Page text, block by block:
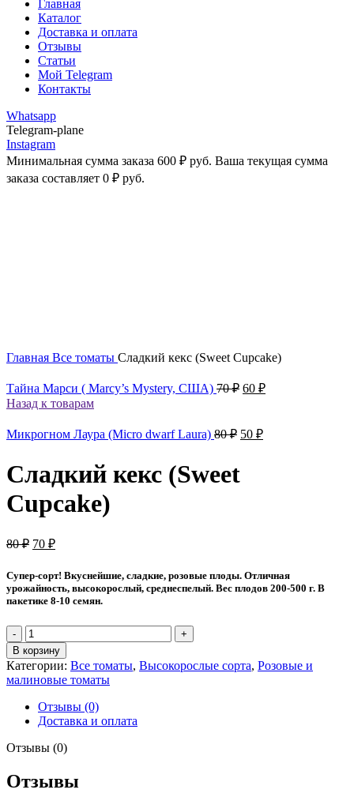
Главная
Каталог
Доставка и оплата
Отзывы
Статьи
Мой Telegram
Контакты
Whatsapp
Telegram-plane
Instagram
Минимальная сумма заказа 600 ₽ руб. Ваша текущая сумма
заказа составляет 0 ₽ руб.
Главная Все томаты Сладкий кекс (Sweet Cupcake)
Тайна Марси ( Marcy’s Mystery, США) 70₽ Первоначальная
70 ₽.
60 ₽Текущая
Назад к товарам
Микрогном Лаура (Micro dwarf Laura) 80₽ Первоначальная
50 ₽Текущая
Сладкий кекс (Sweet
Cupcake)
80₽ Первоначальная
составляла
80 ₽.
70 ₽Текущая
70 ₽.
Супер-сорт! Вкуснейшие, сладкие, розовые плоды. Отличная
урожайность, высокорослый, среднеспелый. Вес плодов 200-500 г. В
пакетике 8-10 семян.
Количество
товара
Сладкий
кекс
(Sweet
Cupcake)
В корзину
Категории: Все томаты, Высокорослые сорта, Розовые и
малиновые томаты
Отзывы (0)
Доставка и оплата
Отзывы (0)
Отзывы